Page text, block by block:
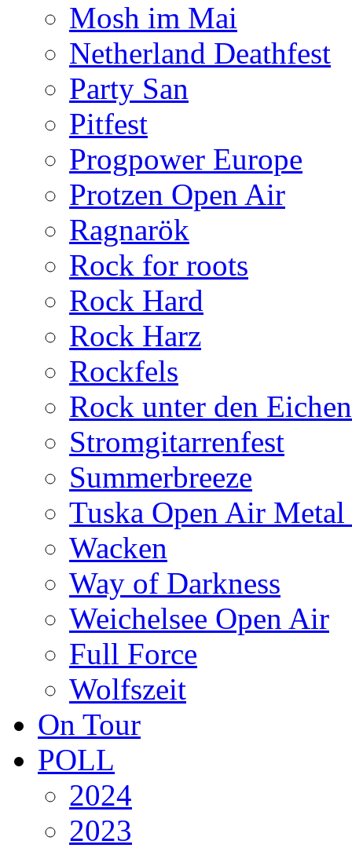
Mosh im Mai
Netherland Deathfest
Party San
Pitfest
Progpower Europe
Protzen Open Air
Ragnarök
Rock for roots
Rock Hard
Rock Harz
Rockfels
Rock unter den Eichen
Stromgitarrenfest
Summerbreeze
Tuska Open Air
Wacken
Way of Darkness
Weichelsee Open Air
Full Force
Wolfszeit
On Tour
POLL
2024
2023